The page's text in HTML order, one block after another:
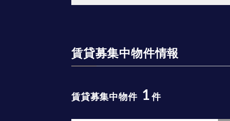
賃貸募集中物件情報
賃貸募集中物件 1 件